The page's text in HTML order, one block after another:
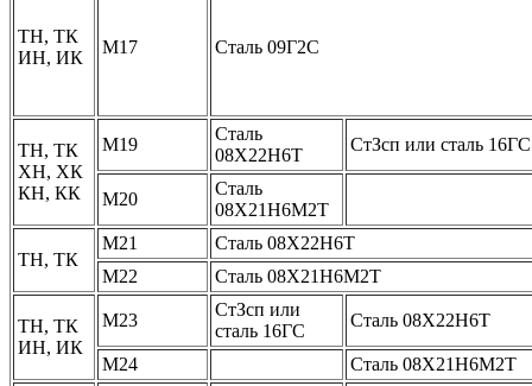
ТН, ТК
ИН, ИК
М17 Сталь 09Г2С
ТН, ТК
ХН, ХК
КН, КК
М19
Сталь
08Х22Н6Т
СтЗсп или сталь 16ГС
М20
Сталь
08Х21Н6М2Т
ТН, ТК
М21
Сталь 08Х22Н6Т
М22
Сталь 08Х21Н6М2Т
ТН, ТК
ИН, ИК
М23
СтЗсп или
сталь 16ГС
Сталь 08Х22Н6Т
М24 Сталь 08Х21Н6М2Т